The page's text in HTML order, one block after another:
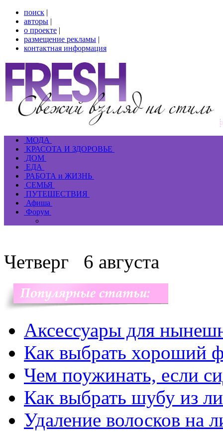
поиск |
авторы |
о проекте |
размещение рекламы |
контактная информация
МОДА
КРАСОТА И ЗДОРОВЬЕ
ДОМ
ЕДА
РАБОТА и ЖИЗНЬ
СЕМЬЯ
ПУТЕШЕСТВИЯ
Афиша
Форум
Четверг 6 августа
Аксессуары для
Как выбрать хороший
Чем поужинать, если
Как выбрать шубу из
Удаление волосков на